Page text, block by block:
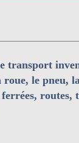
transport
le pneu,
routes,